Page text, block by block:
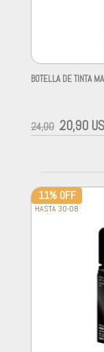
BOTELLA DE TINTA
24,00 20,90
11% OFF
HASTA 30-08